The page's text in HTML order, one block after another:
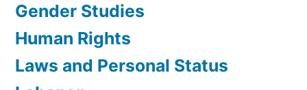
Gender Studies
Human Rights
Laws and Personal Status